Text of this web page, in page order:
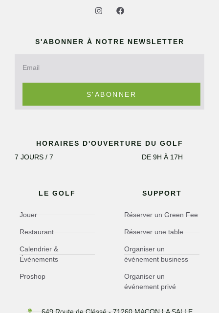
LE GOLF
Jouer
Restaurant
Calendrier &
Événements
Proshop
SUPPORT
Réserver un Green Fee
Réserver une table
Organiser un
événement business
Organiser un
événement privé
S'ABONNER À NOTRE NEWSLETTER
S'ABONNER
HORAIRES D'OUVERTURE DU GOLF
7 JOURS / 7
DE 9H À 17H